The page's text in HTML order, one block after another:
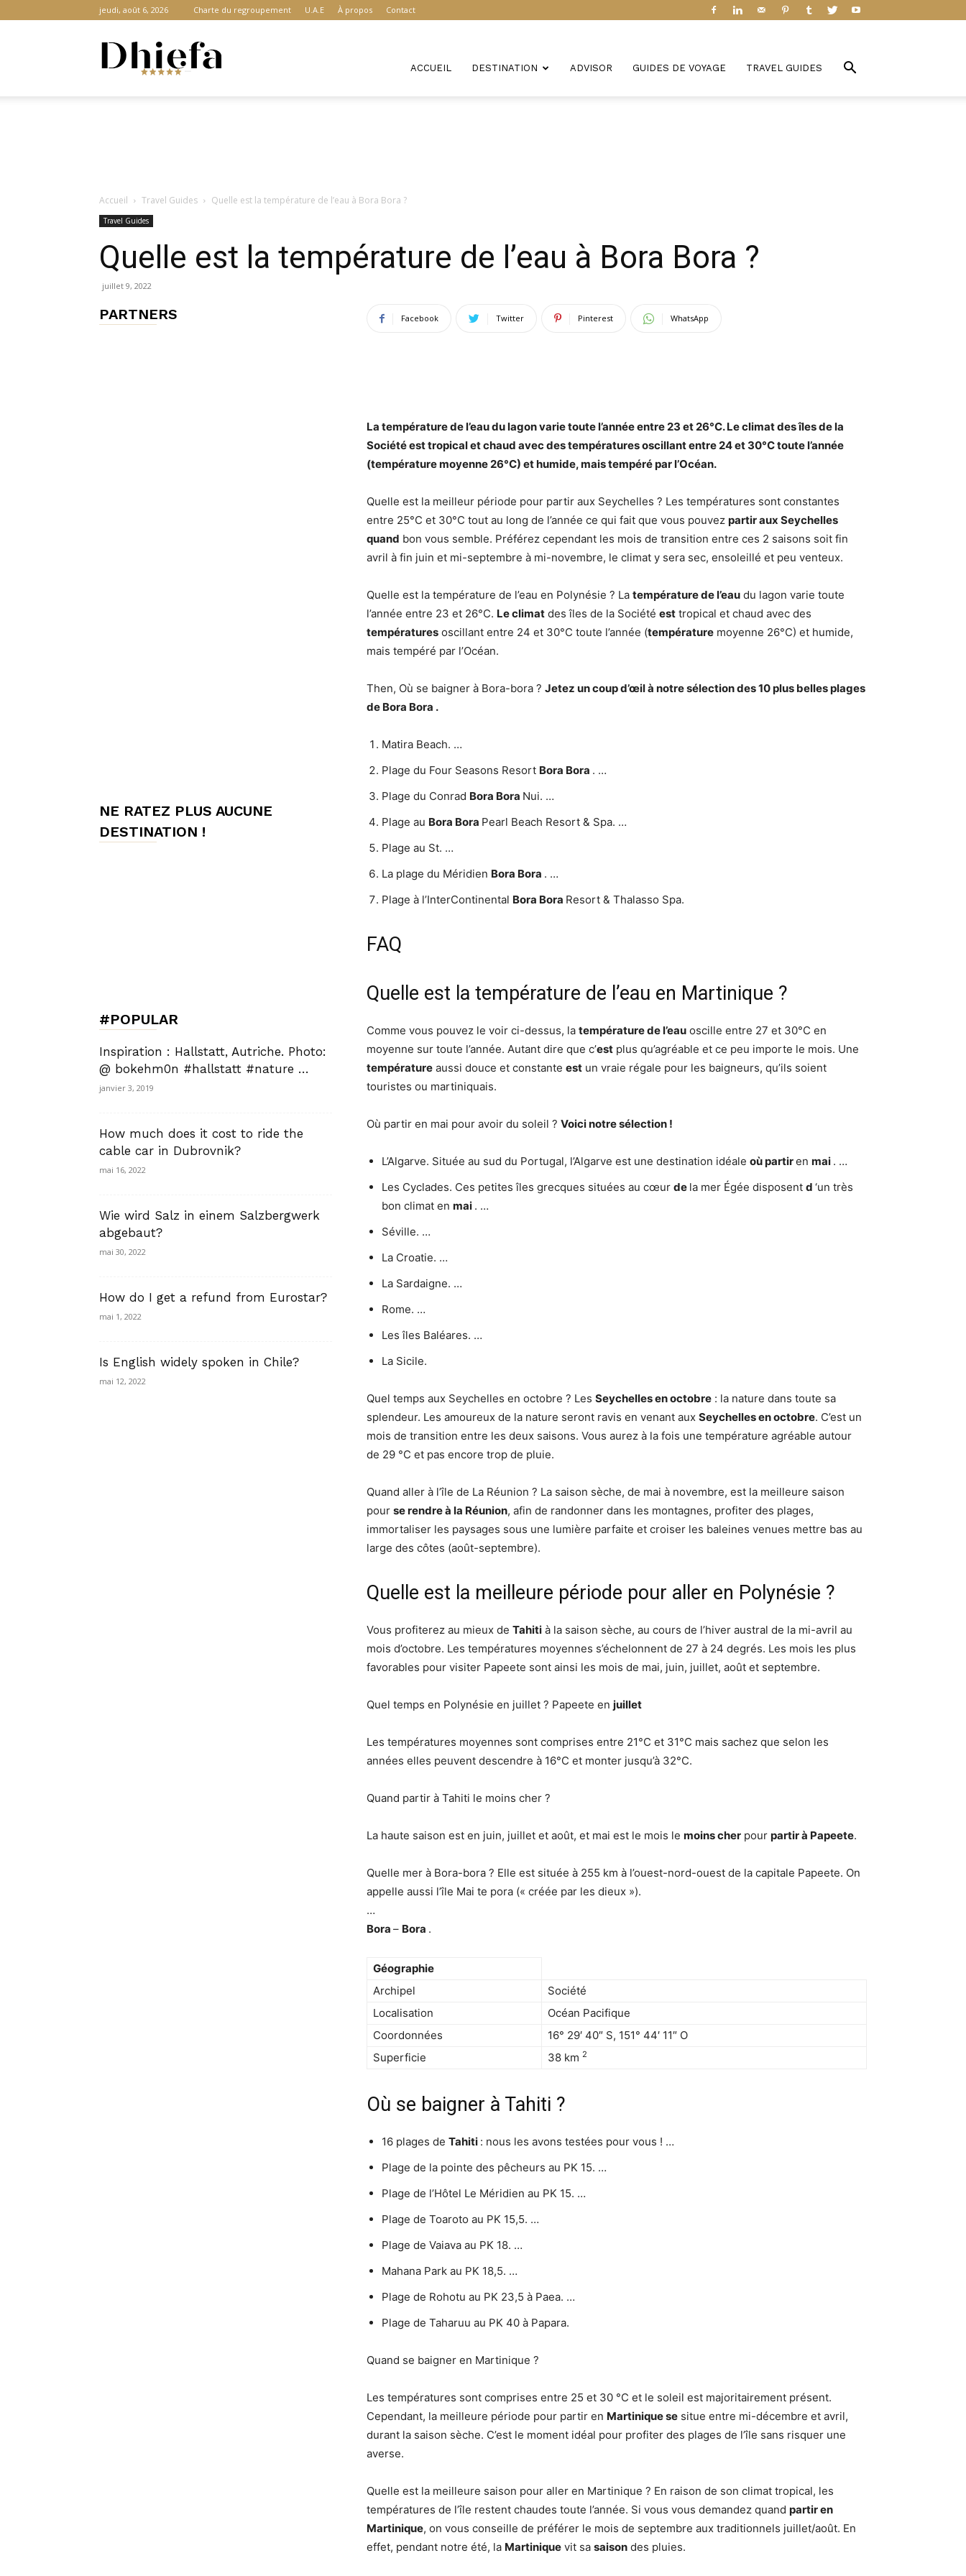
jeudi, août 6, 2026 Charte du regroupement U.A.E À propos Contact
d'hôtes,
Charme,
ACCUEIL DESTINATION ADVISOR GUIDES DE VOYAGE TRAVEL GUIDES
Accueil Travel Guides Quelle est la température de l’eau à Bora Bora ?
Travel Guides
Quelle est la température de l’eau à Bora Bora ?
juillet 9, 2022
Facebook Twitter Pinterest WhatsApp
La température de l’eaudu lagon varie toute l’année entre 23 et 26°C.Le climatdes îles de la
Sociétéesttropical et chaud avec destempératuresoscillant entre 24 et 30°C toute l’année
(températuremoyenne 26°C) et humide, mais tempéré par l’Océan.
Quelle est la meilleur période pour partir aux Seychelles ? Les températures sont constantes
entre 25°C et 30°C tout au long de l’année ce qui fait que vous pouvez partir aux Seychelles
quand bon vous semble. Préférez cependant les mois de transition entre ces 2 saisons soit fin
avril à fin juin et mi-septembre à mi-novembre, le climat y sera sec, ensoleillé et peu venteux.
Quelle est la température de l’eau en Polynésie ? La température de l’eau du lagon varie toute
l’année entre 23 et 26°C. Le climat des îles de la Société est tropical et chaud avec des
températures oscillant entre 24 et 30°C toute l’année (température moyenne 26°C) et humide,
mais tempéré par l’Océan.
Then, Où se baigner à Bora-bora ? Jetez un coup d’œil à notre sélection des 10 plus belles plages
de Bora Bora .
Matira Beach. …
Plage du Four Seasons Resort Bora Bora . …
Plage du Conrad Bora Bora Nui. …
Plage au Bora Bora Pearl Beach Resort & Spa. …
Plage au St. …
La plage du Méridien Bora Bora . …
Plage à l’InterContinental Bora Bora Resort & Thalasso Spa.
FAQ
Quelle est la température de l’eau en Martinique ?
Comme vous pouvez le voir ci-dessus, la température de l’eau oscille entre 27 et 30°C en
moyenne sur toute l’année. Autant dire que c’est plus qu’agréable et ce peu importe le mois. Une
température aussi douce et constante est un vraie régale pour les baigneurs, qu’ils soient
touristes ou martiniquais.
Où partir en mai pour avoir du soleil ? Voici notre sélection !
L’Algarve. Située au sud du Portugal, l’Algarve est une destination idéale où partiren mai . …
Les Cyclades. Ces petites îles grecques situées au cœur de la mer Égée disposent d ‘un très
bon climat en mai . …
Séville. …
La Croatie. …
La Sardaigne. …
Rome. …
Les îles Baléares. …
La Sicile.
Quel temps aux Seychelles en octobre ? Les Seychelles en octobre : la nature dans toute sa
splendeur. Les amoureux de la nature seront ravis en venant aux Seychelles en octobre. C’est un
mois de transition entre les deux saisons. Vous aurez à la fois une température agréable autour
de 29 °C et pas encore trop de pluie.
Quand aller à l’île de La Réunion ? La saison sèche, de mai à novembre, est la meilleure saison
pour se rendre à la Réunion, afin de randonner dans les montagnes, profiter des plages,
immortaliser les paysages sous une lumière parfaite et croiser les baleines venues mettre bas au
large des côtes (août-septembre).
Quelle est la meilleure période pour aller en Polynésie ?
Vous profiterez au mieux de Tahiti à la saison sèche, au cours de l’hiver austral de la mi-avril au
mois d’octobre. Les températures moyennes s’échelonnent de 27 à 24 degrés. Les mois les plus
favorables pour visiter Papeete sont ainsi les mois de mai, juin, juillet, août et septembre.
Quel temps en Polynésie en juillet ? Papeete en juillet
Les températures moyennes sont comprises entre 21°C et 31°C mais sachez que selon les
années elles peuvent descendre à 16°C et monter jusqu’à 32°C.
Quand partir à Tahiti le moins cher ?
La haute saison est en juin, juillet et août, et mai est le mois le moins cher pour partir à Papeete.
Quelle mer à Bora-bora ? Elle est située à 255 km à l’ouest-nord-ouest de la capitale Papeete. On
appelle aussi l’île Mai te pora (« créée par les dieux »).
…
Bora – Bora .
Géographie
Archipel
Société
Localisation
Océan Pacifique
Coordonnées
16° 29′ 40″ S, 151° 44′ 11″ O
Superficie
38 km 2
Où se baigner à Tahiti ?
16 plages de Tahiti : nous les avons testées pour vous ! …
Plage de la pointe des pêcheurs au PK 15. …
Plage de l’Hôtel Le Méridien au PK 15. …
Plage de Toaroto au PK 15,5. …
Plage de Vaiava au PK 18. …
Mahana Park au PK 18,5. …
Plage de Rohotu au PK 23,5 à Paea. …
Plage de Taharuu au PK 40 à Papara.
Quand se baigner en Martinique ?
Les températures sont comprises entre 25 et 30 °C et le soleil est majoritairement présent.
Cependant, la meilleure période pour partir en Martinique se situe entre mi-décembre et avril,
durant la saison sèche. C’est le moment idéal pour profiter des plages de l’île sans risquer une
averse.
Quelle est la meilleure saison pour aller en Martinique ? En raison de son climat tropical, les
températures de l’île restent chaudes toute l’année. Si vous vous demandez quand partir en
Martinique, on vous conseille de préférer le mois de septembre aux traditionnels juillet/août. En
effet, pendant notre été, la Martinique vit sa saison des pluies.
PARTNERS
NE RATEZ PLUS AUCUNE
DESTINATION !
#POPULAR
Inspiration : Hallstatt, Autriche. Photo:
@ bokehm0n #hallstatt #nature …
janvier 3, 2019
How much does it cost to ride the
cable car in Dubrovnik?
mai 16, 2022
Wie wird Salz in einem Salzbergwerk
abgebaut?
mai 30, 2022
How do I get a refund from Eurostar?
mai 1, 2022
Is English widely spoken in Chile?
mai 12, 2022